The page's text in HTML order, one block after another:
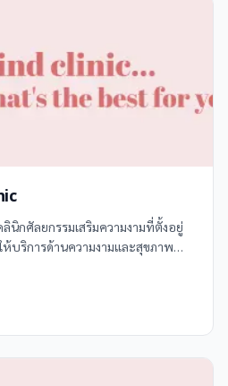
นิกศัลยกรรมเสริมความงามที่ตั้งอยู่
ห้บริการด้านความงามและสุขภาพ